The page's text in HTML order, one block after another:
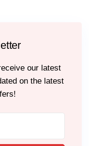
our latest
on the latest